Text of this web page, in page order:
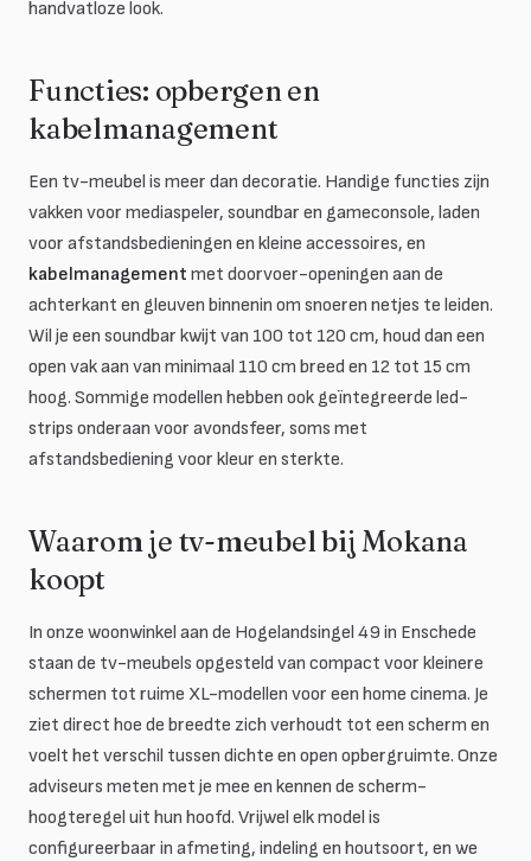
handvatloze look.
Functies: opbergen en
kabelmanagement
Een tv-meubel is meer dan decoratie. Handige functies zijn
vakken voor mediaspeler, soundbar en gameconsole, laden
voor afstandsbedieningen en kleine accessoires, en
kabelmanagement met doorvoer-openingen aan de
achterkant en gleuven binnenin om snoeren netjes te leiden.
Wil je een soundbar kwijt van 100 tot 120 cm, houd dan een
open vak aan van minimaal 110 cm breed en 12 tot 15 cm
hoog. Sommige modellen hebben ook geïntegreerde led-
strips onderaan voor avondsfeer, soms met
afstandsbediening voor kleur en sterkte.
Waarom je tv-meubel bij Mokana
koopt
In onze woonwinkel aan de Hogelandsingel 49 in Enschede
staan de tv-meubels opgesteld van compact voor kleinere
schermen tot ruime XL-modellen voor een home cinema. Je
ziet direct hoe de breedte zich verhoudt tot een scherm en
voelt het verschil tussen dichte en open opbergruimte. Onze
adviseurs meten met je mee en kennen de scherm-
hoogteregel uit hun hoofd. Vrijwel elk model is
configureerbaar in afmeting, indeling en houtsoort, en we